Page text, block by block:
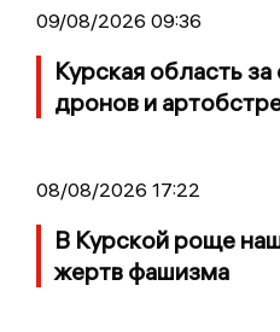
09/08/2026 09:36
Курская область
дронов и
08/08/2026 17:22
В Курской роще
жертв фашизма